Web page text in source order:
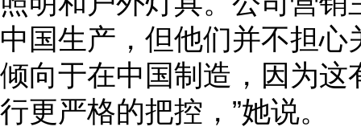
中国生产，但他们并不担心
倾向于在中国制造，因为
行更严格的把控，”她说。